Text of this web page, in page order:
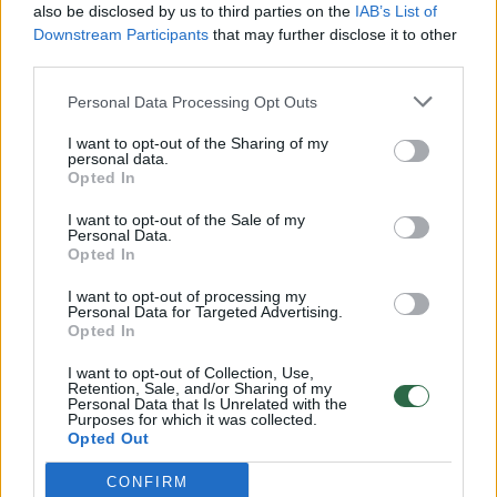
also be disclosed by us to third parties on the IAB’s List of
Downstream Participants that may further disclose it to other
Personal Data Processing Opt Outs
I want to opt-out of the Sharing of my
personal data.
Opted In
I want to opt-out of the Sale of my
Personal Data.
Opted In
I want to opt-out of processing my
Personal Data for Targeted Advertising.
Opted In
I want to opt-out of Collection, Use,
Retention, Sale, and/or Sharing of my
Personal Data that Is Unrelated with the
Purposes for which it was collected.
Opted Out
CONFIRM
Lietuvos diena
Savaitės vidurys nusimato karštas: temperatūra kils iki
Žinios | Orai
00:00:59
Nufilmavo, kaip patvino Vilniaus Vakarinis aplinkkelis:
vaizdas pribloškia
Žinios | Lietuvos diena
V. Zalužno pasisakymą laiko bandymu įsitvirtinti
Ukrainos politikoje: jis yra neteisus
Laidos | Nauja diena